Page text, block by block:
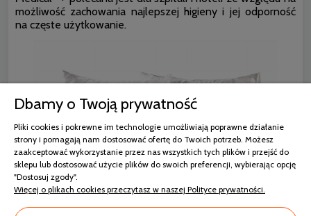
możliwość zachowania najlepszej higieny i jej odporność
na częste użytkowanie.
Dbamy o Twoją prywatność
Pliki cookies i pokrewne im technologie umożliwiają poprawne działanie
strony i pomagają nam dostosować ofertę do Twoich potrzeb. Możesz
zaakceptować wykorzystanie przez nas wszystkich tych plików i przejść do
sklepu lub dostosować użycie plików do swoich preferencji, wybierając opcję
"Dostosuj zgody".
Więcej o plikach cookies przeczytasz w naszej Polityce prywatności.